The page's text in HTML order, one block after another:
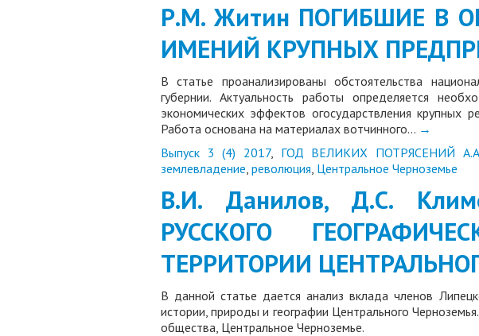
Р.М. Житин ПОГИБШИЕ В
ИМЕНИЙ КРУПНЫХ
В статье проанализированы обстоятельства
губернии. Актуальность работы определяется
экономических эффектов огосударствления крупных
Работа основана на материалах вотчинного… →
Выпуск 3 (4) 2017, ГОД ВЕЛИКИХ ПОТРЯСЕНИЙ
землевладение, революция, Центральное Черноземье
В.И. Данилов, Д.С.
РУССКОГО
ТЕРРИТОРИИ
В данной статье дается анализ вклада членов
истории, природы и географии Центрального
общества, Центральное Черноземье.